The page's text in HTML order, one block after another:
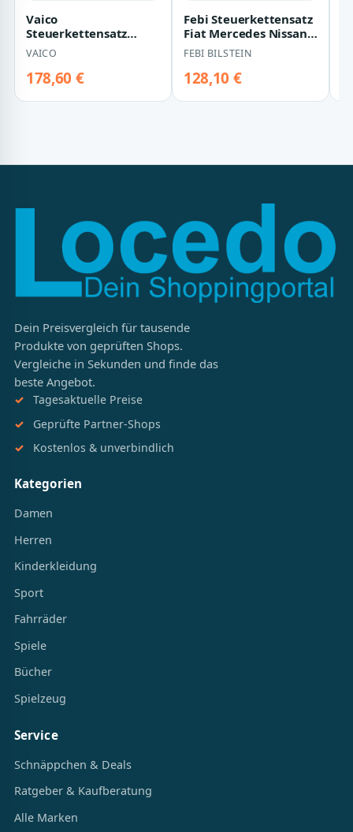
Vaico
Steuerkettensatz
Mercedes Nissan Opel
Renault 1,6 V46-10005
VAICO
178,60 €
Febi Steuerkettensatz
Fiat Mercedes Nissan
Opel Renault 1,6
FEBI BILSTEIN
128,10 €
Dein Preisvergleich für tausende
Produkte von geprüften Shops.
Vergleiche in Sekunden und finde das
beste Angebot.
Tagesaktuelle Preise
Geprüfte Partner-Shops
Kostenlos & unverbindlich
Kategorien
Damen
Herren
Kinderkleidung
Sport
Fahrräder
Spiele
Bücher
Spielzeug
Service
Schnäppchen & Deals
Ratgeber & Kaufberatung
Alle Marken